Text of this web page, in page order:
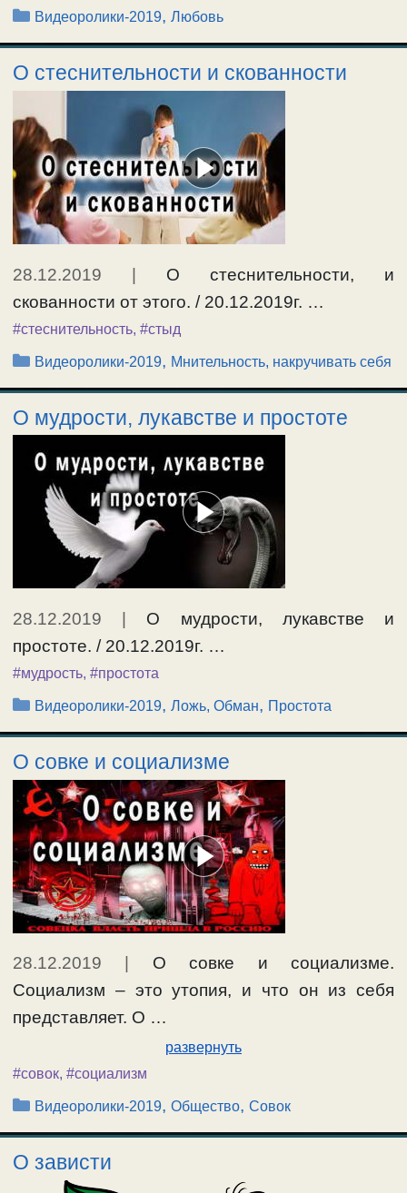
Рубрики
Видеоролики-2019,Любовь
О стеснительности и скованности
28.12.2019 | О стеснительности, и
скованности от этого. / 20.12.2019г. …
#стеснительность, #стыд
Рубрики
Видеоролики-2019, Мнительность, накручивать себя
О мудрости, лукавстве и простоте
28.12.2019 | О мудрости, лукавстве и
простоте. / 20.12.2019г. …
#мудрость, #простота
Рубрики
Видеоролики-2019,Ложь, Обман, Простота
О совке и социализме
28.12.2019
О совке и социализме.
Социализм – это утопия, и что он из себя
представляет. О …
развернуть
#совок, #социализм
Рубрики
Видеоролики-2019,Общество,Совок
О зависти